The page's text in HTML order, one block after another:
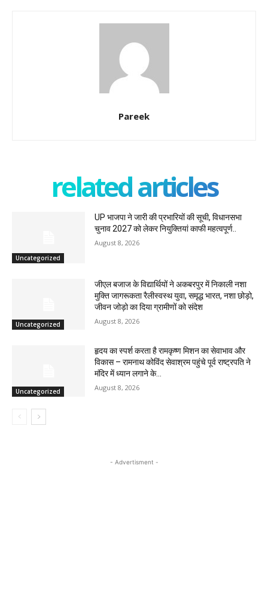
Pareek
related articles
Uncategorized
UP भाजपा ने जारी की प्रभारियों की सूची, विधानसभा
चुनाव 2027 को लेकर नियुक्तियां काफी महत्वपूर्ण..
August 8, 2026
Uncategorized
जीएल बजाज के विद्यार्थियों ने अकबरपुर में निकाली नशा
मुक्ति जागरूकता रैलीस्वस्थ युवा, समृद्ध भारत, नशा छोड़ो,
जीवन जोड़ो का दिया ग्रामीणों को संदेश
August 8, 2026
Uncategorized
हृदय का स्पर्श करता है रामकृष्ण मिशन का सेवाभाव और
विकास – रामनाथ कोविंद सेवाश्रम पहुंचे पूर्व राष्ट्रपति ने
मंदिर में ध्यान लगाने के...
August 8, 2026
- Advertisment -